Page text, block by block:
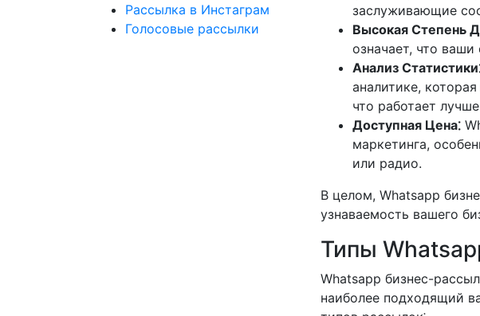
Рассылка в Инстаграм
Голосовые рассылки
заслуживающие
Высокая Степень
означает, что
Анализ
аналитике,
что работает
Доступная Цена⁚
маркетинга,
или радио.
В целом, Whatsapp
узнаваемость вашего
Типы
Whatsapp бизнес-
наиболее подходящий